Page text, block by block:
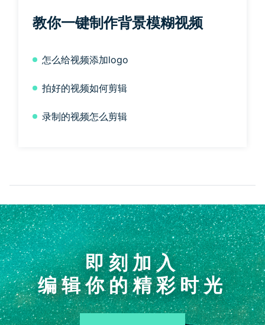
教你一键制作背景模糊视频
怎么给视频添加logo
拍好的视频如何剪辑
录制的视频怎么剪辑
即刻加入
编辑你的精彩时光